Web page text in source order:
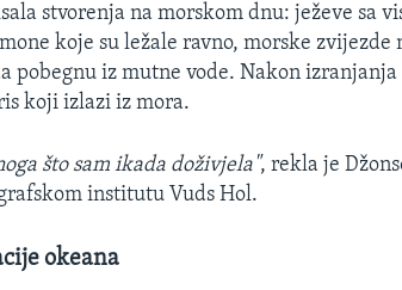
stvorenja na morskom dnu: ježeve sa
koje su ležale ravno, morske zvijezde
pobegnu iz mutne vode. Nakon
koji izlazi iz mora.
što sam ikada doživjela", rekla je
institutu Vuds Hol.
okeana